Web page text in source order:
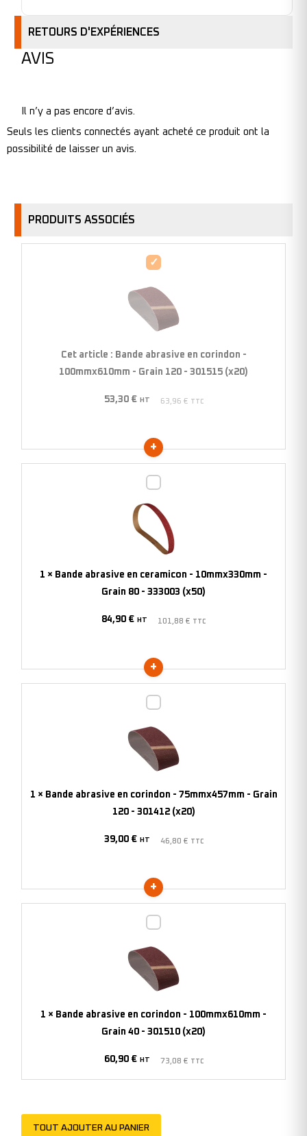
RETOURS D'EXPÉRIENCES
AVIS
Il n’y a pas encore d’avis.
Seuls les clients connectés ayant acheté ce produit ont la
possibilité de laisser un avis.
PRODUITS ASSOCIÉS
Bande
corindon
120
(x20)
Cet article : Bande abrasive en corindon -
100mmx610mm - Grain 120 - 301515 (x20)
53,30 € HT 63,96 €
en
ceramicon
80
(x50)
1 × Bande abrasive en ceramicon - 10mmx330mm -
Grain 80 - 333003 (x50)
84,90 € HT 101,88 €
corindon
120
(x20)
1 × Bande abrasive en corindon - 75mmx457mm - Grain
120 - 301412 (x20)
39,00 € HT 46,80 €
corindon
40
1 × Bande abrasive en corindon - 100mmx610mm -
Grain 40 - 301510 (x20)
60,90 € HT 73,08 €
TOUT AJOUTER AU PANIER